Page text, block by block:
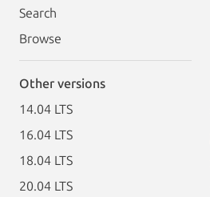
Search
Browse
Other versions
14.04 LTS
16.04 LTS
18.04 LTS
20.04 LTS